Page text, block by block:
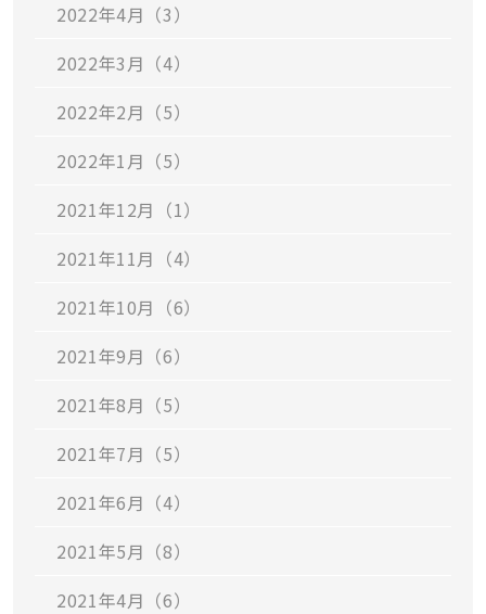
2022年4月（3）
2022年3月（4）
2022年2月（5）
2022年1月（5）
2021年12月（1）
2021年11月（4）
2021年10月（6）
2021年9月（6）
2021年8月（5）
2021年7月（5）
2021年6月（4）
2021年5月（8）
2021年4月（6）